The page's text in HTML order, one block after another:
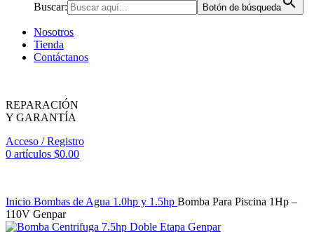
Buscar: Botón de búsqueda
Nosotros
Tienda
Contáctanos
REPARACIÓN
Y GARANTÍA
Acceso / Registro
0 artículos $0.00
Inicio Bombas de Agua 1.0hp y 1.5hp Bomba Para Piscina 1Hp –
110V Genpar